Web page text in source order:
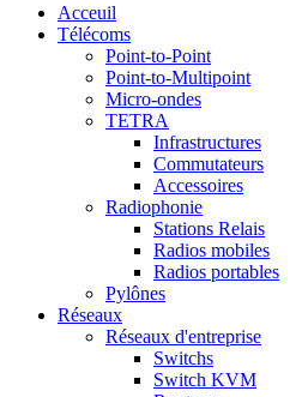
Acceuil
Télécoms
Point-to-Point
Point-to-Multipoint
Micro-ondes
TETRA
Infrastructures
Commutateurs
Accessoires
Radiophonie
Stations Relais
Radios mobiles
Radios portables
Pylônes
Réseaux
Réseaux d'entreprise
Switchs
Switch KVM